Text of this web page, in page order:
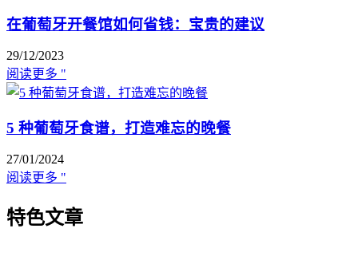
在葡萄牙开餐馆如何省钱：宝贵的建议
29/12/2023
阅读更多 "
5 种葡萄牙食谱，打造难忘的晚餐
27/01/2024
阅读更多 "
特色文章